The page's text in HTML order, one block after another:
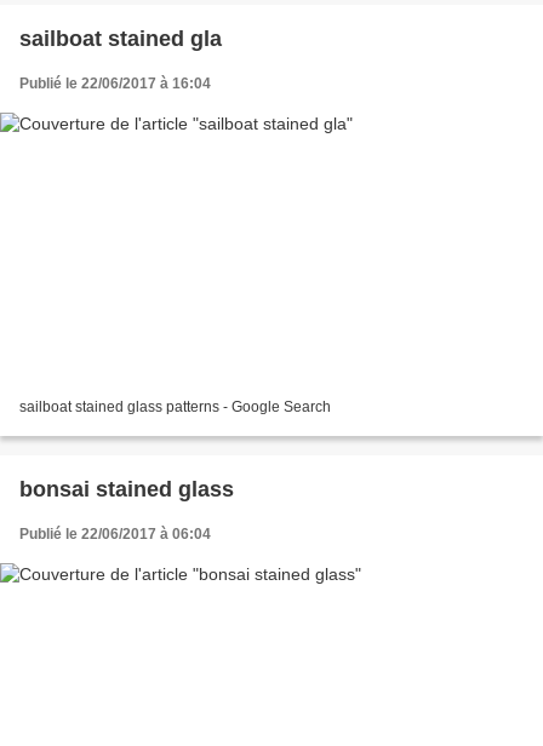
sailboat stained gla
Publié le 22/06/2017 à 16:04
sailboat stained glass patterns - Google Search
bonsai stained glass
Publié le 22/06/2017 à 06:04